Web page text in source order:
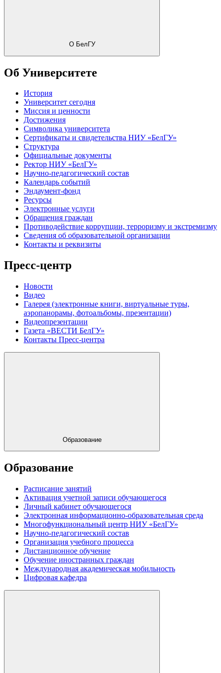
О БелГУ
Об Университете
История
Университет сегодня
Миссия и ценности
Достижения
Символика университета
Сертификаты и свидетельства НИУ «БелГУ»
Структура
Официальные документы
Ректор НИУ «БелГУ»
Научно-педагогический состав
Календарь событий
Эндаумент-фонд
Ресурсы
Электронные услуги
Обращения граждан
Противодействие коррупции, терроризму и экстремизму
Сведения об образовательной организации
Контакты и реквизиты
Пресс-центр
Новости
Видео
Галерея (электронные книги, виртуальные туры,
аэропанорамы, фотоальбомы, презентации)
Видеопрезентации
Газета «ВЕСТИ БелГУ»
Контакты Пресс-центра
Образование
Образование
Расписание занятий
Активация учетной записи обучающегося
Личный кабинет обучающегося
Электронная информационно-образовательная среда
Многофункциональный центр НИУ «БелГУ»
Научно-педагогический состав
Организация учебного процесса
Дистанционное обучение
Обучение иностранных граждан
Международная академическая мобильность
Цифровая кафедра